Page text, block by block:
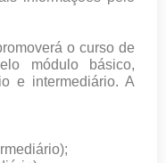
o curso de
módulo básico,
e intermediário. A